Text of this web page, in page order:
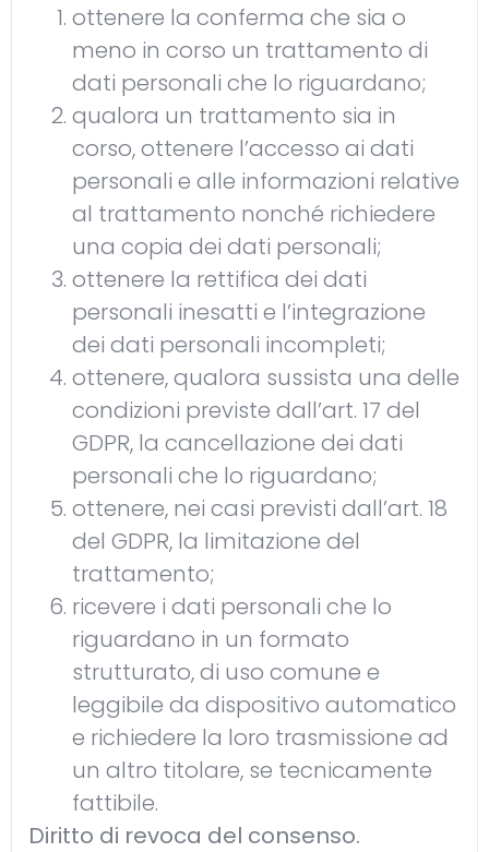
ottenere la conferma che sia o
meno in corso un trattamento di
dati personali che lo riguardano;
qualora un trattamento sia in
corso, ottenere l’accesso ai dati
personali e alle informazioni relative
al trattamento nonché richiedere
una copia dei dati personali;
ottenere la rettifica dei dati
personali inesatti e l’integrazione
dei dati personali incompleti;
ottenere, qualora sussista una delle
condizioni previste dall’art. 17 del
GDPR, la cancellazione dei dati
personali che lo riguardano;
ottenere, nei casi previsti dall’art. 18
del GDPR, la limitazione del
trattamento;
ricevere i dati personali che lo
riguardano in un formato
strutturato, di uso comune e
leggibile da dispositivo automatico
e richiedere la loro trasmissione ad
un altro titolare, se tecnicamente
fattibile.
Diritto di revoca del consenso.